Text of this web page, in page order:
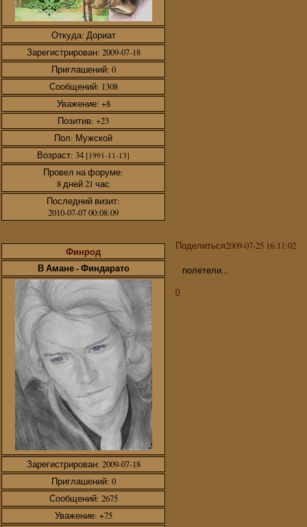
Откуда: Дориат
Зарегистрирован: 2009-07-18
Приглашений: 0
Сообщений: 1308
Уважение: +8
Позитив: +23
Пол: Мужской
Возраст: 34 [1991-11-13]
Провел на форуме:
8 дней 21 час
Последний визит:
2010-07-07 00:08:09
Поделиться2009-07-25 16:11:02
Финрод
В Амане - Финдарато
Зарегистрирован: 2009-07-18
Приглашений: 0
Сообщений: 2675
Уважение: +75
полетели...
0